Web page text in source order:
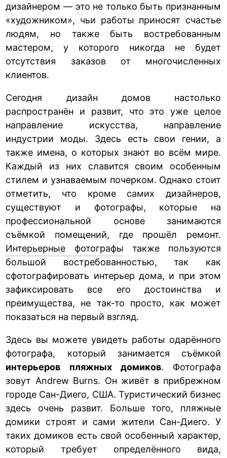
дизайнером — это не только быть признанным
«художником», чьи работы приносят счастье
людям, но также быть востребованным
мастером, у которого никогда не будет
отсутствия заказов от многочисленных
клиентов.
Сегодня дизайн домов настолько
распространён и развит, что это уже целое
направление искусства, направление
индустрии моды. Здесь есть свои гении, а
также имена, о которых знают во всём мире.
Каждый из них славится своим особенным
стилем и узнаваемым почерком. Однако стоит
отметить, что кроме самих дизайнеров,
существуют и фотографы, которые на
профессиональной основе занимаются
съёмкой помещений, где прошёл ремонт.
Интерьерные фотографы также пользуются
большой востребованностью, так как
сфотографировать интерьер дома, и при этом
зафиксировать все его достоинства и
преимущества, не так-то просто, как может
показаться на первый взгляд.
Здесь вы можете увидеть работы одарённого
фотографа, который занимается съёмкой
интерьеров пляжных домиков. Фотографа
зовут Andrew Burns. Он живёт в прибрежном
городе Сан-Диего, США. Туристический бизнес
здесь очень развит. Больше того, пляжные
домики строят и сами жители Сан-Диего. У
таких домиков есть свой особенный характер,
который требует определённого вида,